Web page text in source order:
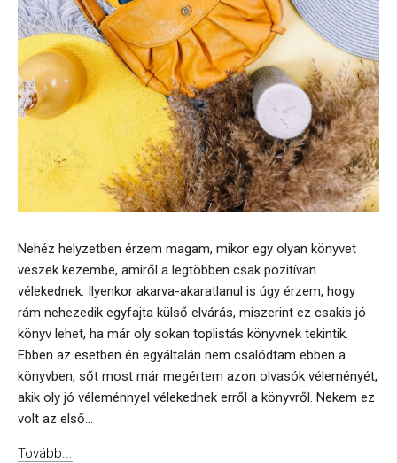
Nehéz helyzetben érzem magam, mikor egy olyan könyvet
veszek kezembe, amiről a legtöbben csak pozitívan
vélekednek. Ilyenkor akarva-akaratlanul is úgy érzem, hogy
rám nehezedik egyfajta külső elvárás, miszerint ez csakis jó
könyv lehet, ha már oly sokan toplistás könyvnek tekintik.
Ebben az esetben én egyáltalán nem csalódtam ebben a
könyvben, sőt most már megértem azon olvasók véleményét,
akik oly jó véleménnyel vélekednek erről a könyvről. Nekem ez
volt az első...
Tovább...